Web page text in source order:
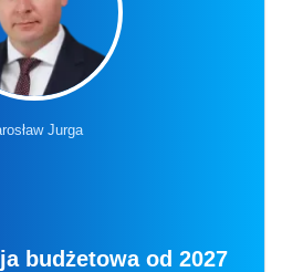
Jurga
budżetowa od 2027